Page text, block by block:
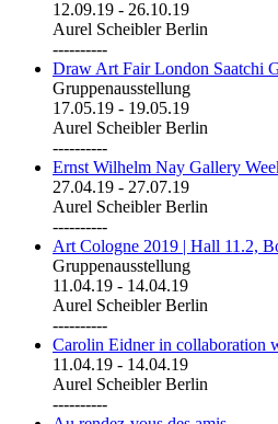
12.09.19 - 26.10.19
Aurel Scheibler Berlin
----------
Draw Art Fair London Saatchi
Gruppenausstellung
17.05.19 - 19.05.19
Aurel Scheibler Berlin
----------
Ernst Wilhelm Nay Gallery
27.04.19 - 27.07.19
Aurel Scheibler Berlin
----------
Art Cologne 2019 | Hall 11.2,
Gruppenausstellung
11.04.19 - 14.04.19
Aurel Scheibler Berlin
----------
Carolin Eidner in collaboration
11.04.19 - 14.04.19
Aurel Scheibler Berlin
----------